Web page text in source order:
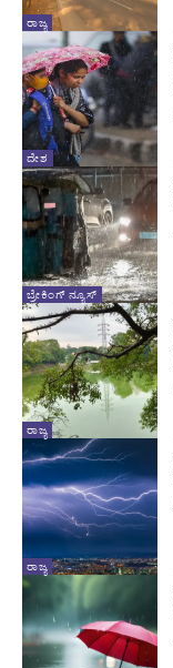
ರಾಜ್ಯ
ದೇಶ
ಬ್ರೇಕಿಂಗ್ ನ್ಯೂಸ್
ರಾಜ್ಯ
ರಾಜ್ಯ